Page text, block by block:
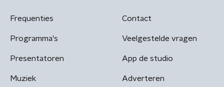
Frequenties
Programma's
Presentatoren
Muziek
Contact
Veelgestelde vragen
App de studio
Adverteren